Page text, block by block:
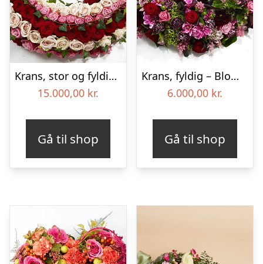
Krans, stor og fyldig – Blomster til begravelse
15.000,00 kr.
Gå til shop
Krans, fyldig – Blomster til begravelse
6.000,00 kr.
Gå til shop